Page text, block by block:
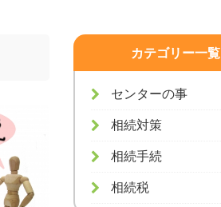
カテゴリー一覧
センターの事
相続対策
相続手続
相続税